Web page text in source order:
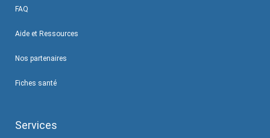
FAQ
Aide et Ressources
Nos partenaires
Fiches santé
Services